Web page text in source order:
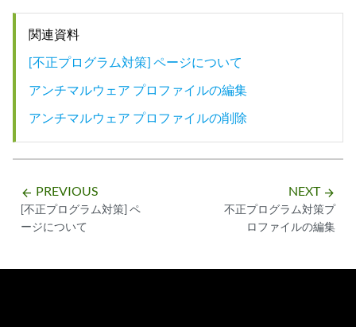
関連資料
[不正プログラム対策] ページについて
アンチマルウェア プロファイルの編集
アンチマルウェア プロファイルの削除
arrow_backward PREVIOUS
[不正プログラム対策] ペ
ージについて
NEXT arrow_forward
不正プログラム対策プ
ロファイルの編集